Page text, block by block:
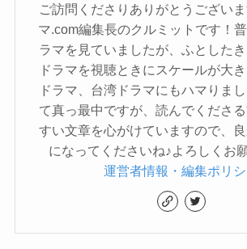
ご訪問くださりありがとうござい
マ.com編集長のクルミットです！
ラマを見ていましたが、ふとした
ドラマを視聴ときにスケールが大
ドラマ、台湾ドラマにもハマりま
て真っ最中ですが、読んでくださ
すい文章を心がけていますので、
になってくださいね♪よろしくお
運営者情報・編集ポリ